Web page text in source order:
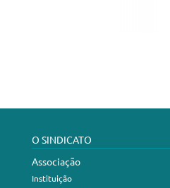
O SINDICATO
Associação
Instituição